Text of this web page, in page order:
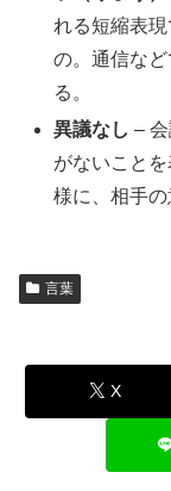
れる短縮表
の。通信な
る。
異議なし –
がないこと
様に、相手の
言葉
X